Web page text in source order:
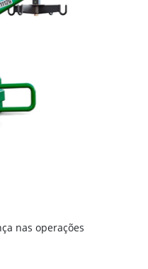
nas operações